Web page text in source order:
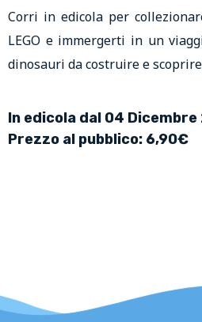
Corri in edicola per
LEGO e immergerti in un
dinosauri da costruire e
In edicola dal 04
Prezzo al pubblico: 6,90€